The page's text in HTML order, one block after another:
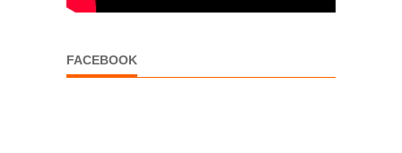
FACEBOOK